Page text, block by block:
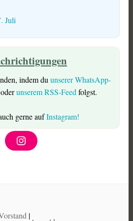
Juli
indem du unserer WhatsApp-
unserem RSS-Feed folgst.
gerne aufInstagram!
I
n
|